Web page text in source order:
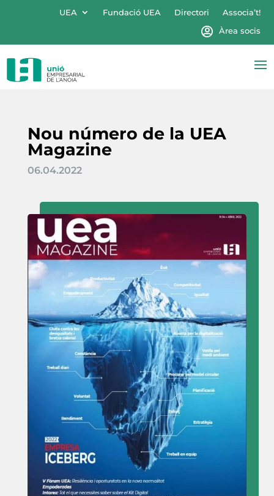
UEA Fundació UEA Directori
Associa’t!
Àrea socis
Nou número de la UEA
Magazine
06.04.2022